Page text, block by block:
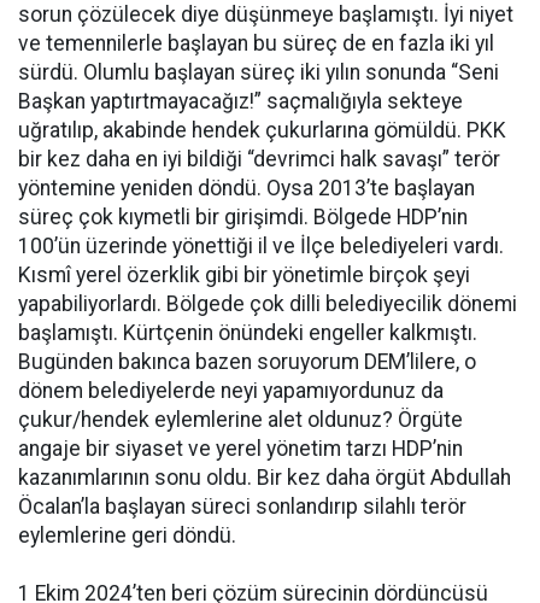
sorun çözülecek diye düşünmeye başlamıştı. İyi niyet
ve temennilerle başlayan bu süreç de en fazla iki yıl
sürdü. Olumlu başlayan süreç iki yılın sonunda “Seni
Başkan yaptırtmayacağız!” saçmalığıyla sekteye
uğratılıp, akabinde hendek çukurlarına gömüldü. PKK
bir kez daha en iyi bildiği “devrimci halk savaşı” terör
yöntemine yeniden döndü. Oysa 2013’te başlayan
süreç çok kıymetli bir girişimdi. Bölgede HDP’nin
100’ün üzerinde yönettiği il ve İlçe belediyeleri vardı.
Kısmî yerel özerklik gibi bir yönetimle birçok şeyi
yapabiliyorlardı. Bölgede çok dilli belediyecilik dönemi
başlamıştı. Kürtçenin önündeki engeller kalkmıştı.
Bugünden bakınca bazen soruyorum DEM’lilere, o
dönem belediyelerde neyi yapamıyordunuz da
çukur/hendek eylemlerine alet oldunuz? Örgüte
angaje bir siyaset ve yerel yönetim tarzı HDP’nin
kazanımlarının sonu oldu. Bir kez daha örgüt Abdullah
Öcalan’la başlayan süreci sonlandırıp silahlı terör
eylemlerine geri döndü.
1 Ekim 2024’ten beri çözüm sürecinin dördüncüsü